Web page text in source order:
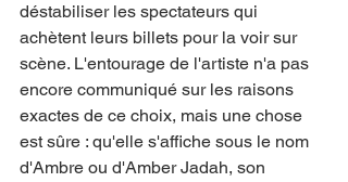
déstabiliser les spectateurs qui
achètent leurs billets pour la voir sur
scène. L'entourage de l'artiste n'a pas
encore communiqué sur les raisons
exactes de ce choix, mais une chose
est sûre : qu'elle s'affiche sous le nom
d'Ambre ou d'Amber Jadah, son